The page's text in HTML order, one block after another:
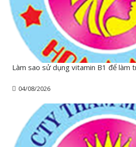
Làm sao sử dụng vitamin B1 để làm
04/08/2026